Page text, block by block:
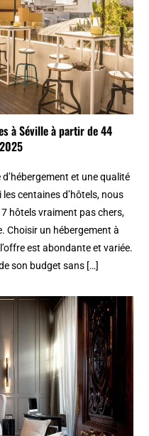
à Séville à partir de 44
et une qualité
centaines d’hôtels, nous
hôtels vraiment pas chers,
Choisir un hébergement à
est abondante et variée.
son budget sans […]